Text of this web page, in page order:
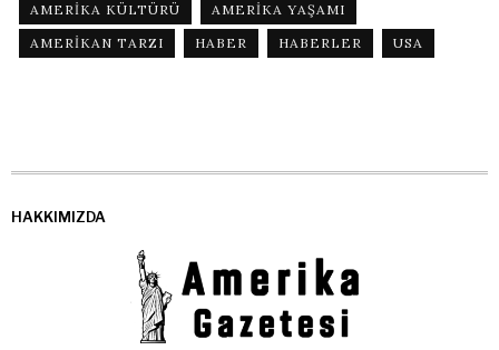
AMERIKA KÜLTÜRÜ
AMERIKA YAŞAMI
AMERIKAN TARZI
HABER HABERLER USA